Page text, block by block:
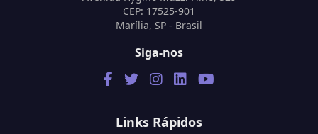
CEP: 17525-901
Marília, SP - Brasil
Siga-nos
Links Rápidos